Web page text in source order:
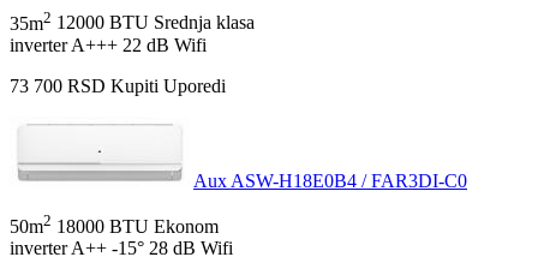
35m2 12000 BTU Srednja klasa
inverter A+++ 22 dB Wifi
73 700 RSD Kupiti Uporedi
Aux ASW-H18E0B4 / FAR3DI-C0
50m2 18000 BTU Ekonom
inverter A++ -15° 28 dB Wifi